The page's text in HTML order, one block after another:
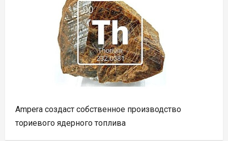
Ampera создаст собственное производство
ториевого ядерного топлива